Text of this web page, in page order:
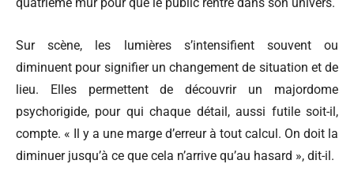
Sur scène, les lumières s’intensifient souvent ou
diminuent pour signifier un changement de situation et de
lieu. Elles permettent de découvrir un majordome
psychorigide, pour qui chaque détail, aussi futile soit-il,
compte. « Il y a une marge d’erreur à tout calcul. On doit la
diminuer jusqu’à ce que cela n’arrive qu’au hasard », dit-il.